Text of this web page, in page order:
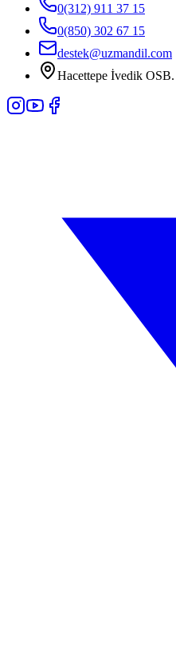
0(312) 911 37 15
0(850) 302 67 15
destek@uzmandil.com
Hacettepe İvedik